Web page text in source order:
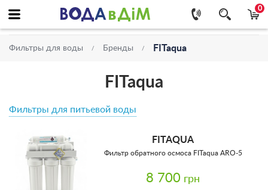
0
Фильтры для воды Бренды FITaqua
FITaqua
Фильтры для питьевой воды
FITAQUA
Фильтр обратного осмоса FITaqua ARO-5
8 700 грн